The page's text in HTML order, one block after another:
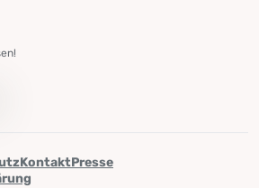
KontaktPresse